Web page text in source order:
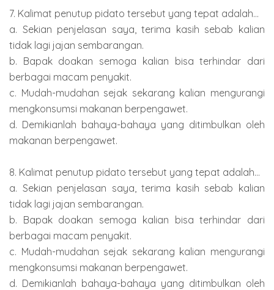
7. Kalimat penutup pidato tersebut yang tepat adalah...
a. Sekian penjelasan saya, terima kasih sebab kalian
tidak lagi jajan sembarangan.
b. Bapak doakan semoga kalian bisa terhindar dari
berbagai macam penyakit.
c. Mudah-mudahan sejak sekarang kalian mengurangi
mengkonsumsi makanan berpengawet.
d. Demikianlah bahaya-bahaya yang ditimbulkan oleh
makanan berpengawet.
8. Kalimat penutup pidato tersebut yang tepat adalah...
a. Sekian penjelasan saya, terima kasih sebab kalian
tidak lagi jajan sembarangan.
b. Bapak doakan semoga kalian bisa terhindar dari
berbagai macam penyakit.
c. Mudah-mudahan sejak sekarang kalian mengurangi
mengkonsumsi makanan berpengawet.
d. Demikianlah bahaya-bahaya yang ditimbulkan oleh